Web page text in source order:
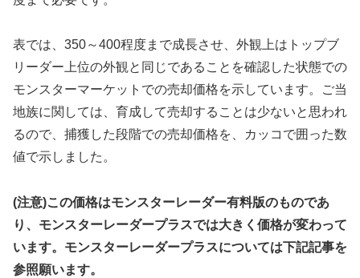
表では、350～400程度まで成長させ、外観上はトップブ
リーダー上位の外観と同じであることを確認した状態での
モンスターマーケットでの売却価格を示しています。ご当
地族に関しては、育成して売却することは少ないと思われ
るので、捕獲した段階での売却価格を、カッコで囲った数
値で示しました。
(注意)この価格はモンスターレーダー有料版のものであ
り、モンスターレーダープラスでは大きく価格が変わって
います。モンスターレーダープラスについては下記記事を
参照願います。